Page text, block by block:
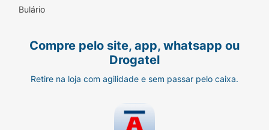
proteção contra o mau odor e refrescância o
Bulário
Compre pelo site, app, whatsapp ou
Drogatel
Retire na loja com agilidade e sem passar pelo caixa.